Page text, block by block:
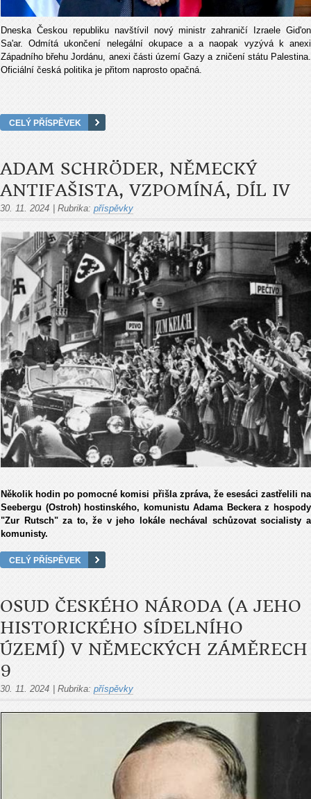
Dneska Českou republiku navštívil nový ministr zahraničí Izraele Gid'on
Sa'ar. Odmítá ukončení nelegální okupace a a naopak vyzývá k anexi
Západního břehu Jordánu, anexi části území Gazy a zničení státu Palestina.
Oficiální česká politika je přitom naprosto opačná.
CELÝ PŘÍSPĚVEK
ADAM SCHRÖDER, NĚMECKÝ
ANTIFAŠISTA, VZPOMÍNÁ, DÍL IV
30. 11. 2024 Rubrika: příspěvky
Několik hodin po pomocné komisi přišla zpráva, že esesáci zastřelili na
Seebergu (Ostroh) hostinského, komunistu Adama Beckera z hospody
"Zur Rutsch" za to, že v jeho lokále nechával schůzovat socialisty a
komunisty.
CELÝ PŘÍSPĚVEK
OSUD ČESKÉHO NÁRODA (A JEHO
HISTORICKÉHO SÍDELNÍHO
ÚZEMÍ) V NĚMECKÝCH ZÁMĚRECH
9
30. 11. 2024 | Rubrika: příspěvky